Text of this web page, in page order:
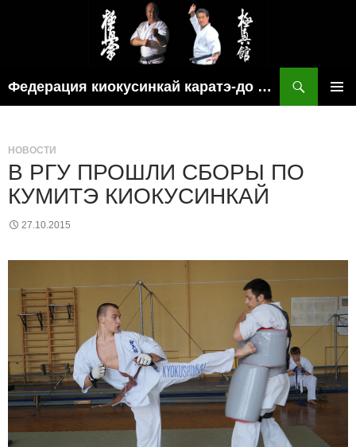
Федерация киокусинкай каратэ-до рязанской области
НОВОСТИ
В РГУ ПРОШЛИ СБОРЫ ПО
КУМИТЭ КИОКУСИНКАЙ
27.10.2015